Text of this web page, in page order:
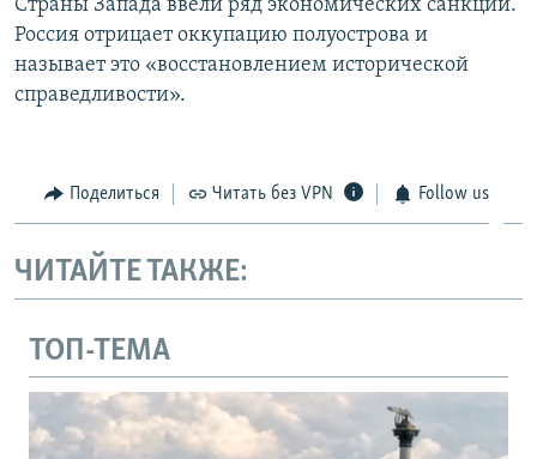
Страны Запада ввели ряд экономических санкций.
Россия отрицает оккупацию полуострова и
называет это «восстановлением исторической
справедливости».
Поделиться Читать без VPN Follow us
ЧИТАЙТЕ ТАКЖЕ:
ТОП-ТЕМА